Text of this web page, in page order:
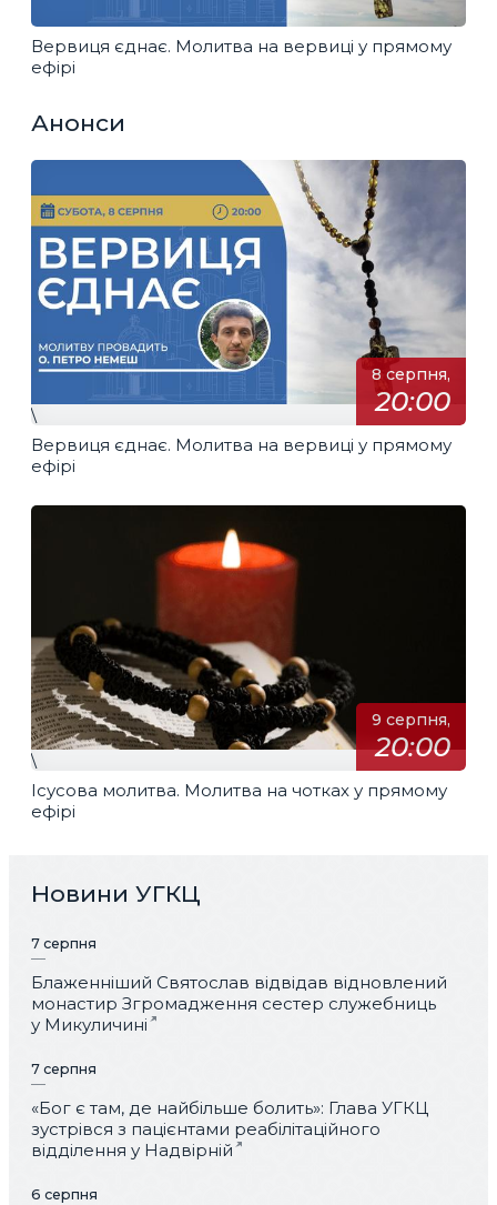
Вервиця єднає. Молитва на вервиці у прямому
ефірі
Анонси
8 серпня,
20:00
\
Вервиця єднає. Молитва на вервиці у прямому
ефірі
9 серпня,
20:00
\
Ісусова молитва. Молитва на чотках у прямому
ефірі
Новини УГКЦ
7 серпня
Блаженніший Святослав відвідав відновлений
монастир Згромадження сестер служебниць
у Микуличині
7 серпня
«Бог є там, де найбільше болить»: Глава УГКЦ
зустрівся з пацієнтами реабілітаційного
відділення у Надвірній
6 серпня